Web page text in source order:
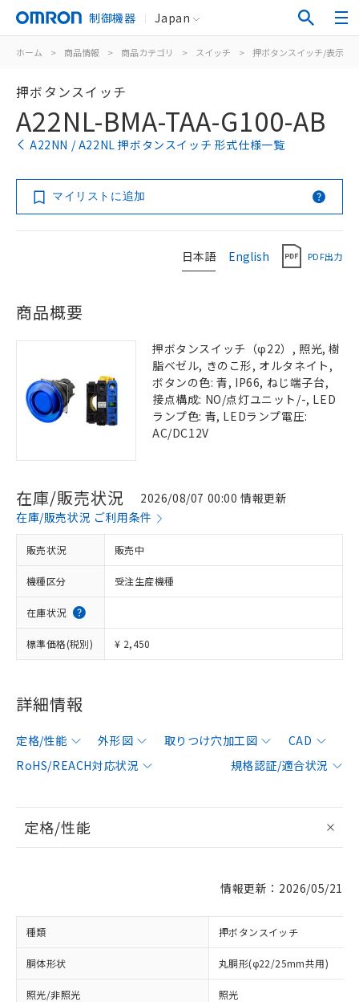
制御機器 Japan
ホーム > 商品情報 > 商品カテゴリ > スイッチ > 押ボタンスイッチ/表示灯
押ボタンスイッチ
A22NL-BMA-TAA-G100-AB
A22NN / A22NL 押ボタンスイッチ 形式仕様一覧
マイリストに追加
日本語 English PDF出力
商品概要
押ボタンスイッチ（φ22）, 照光, 樹
脂ベゼル, きのこ形, オルタネイト,
ボタンの色: 青, IP66, ねじ端子台,
接点構成: NO/点灯ユニット/-, LED
ランプ色: 青, LEDランプ電圧:
AC/DC12V
在庫/販売状況
2026/08/07 00:00 情報更新
在庫/販売状況 ご利用条件
販売状況 販売中
機種区分 受注生産機種
在庫状況
標準価格(税別) ¥ 2,450
詳細情報
定格/性能 外形図 取りつけ穴加工図
CAD
RoHS/REACH対応状況
規格認証/適合状況
定格/性能
情報更新：2026/05/21
種類 押ボタンスイッチ
胴体形状 丸胴形(φ22/25mm共用)
照光/非照光 照光